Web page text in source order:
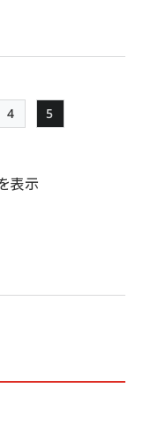
Page
4
Page
5
表示